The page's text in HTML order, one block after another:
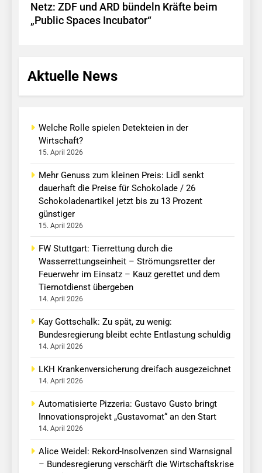
Netz: ZDF und ARD bündeln Kräfte beim
„Public Spaces Incubator“
Aktuelle News
Welche Rolle spielen Detekteien in der
Wirtschaft?
15. April 2026
Mehr Genuss zum kleinen Preis: Lidl senkt
dauerhaft die Preise für Schokolade / 26
Schokoladenartikel jetzt bis zu 13 Prozent
günstiger
15. April 2026
FW Stuttgart: Tierrettung durch die
Wasserrettungseinheit – Strömungsretter der
Feuerwehr im Einsatz – Kauz gerettet und dem
Tiernotdienst übergeben
14. April 2026
Kay Gottschalk: Zu spät, zu wenig:
Bundesregierung bleibt echte Entlastung schuldig
14. April 2026
LKH Krankenversicherung dreifach ausgezeichnet
14. April 2026
Automatisierte Pizzeria: Gustavo Gusto bringt
Innovationsprojekt „Gustavomat“ an den Start
14. April 2026
Alice Weidel: Rekord-Insolvenzen sind Warnsignal
– Bundesregierung verschärft die Wirtschaftskrise